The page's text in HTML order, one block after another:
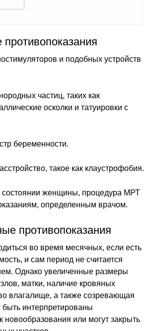
и подобных устройств
частиц, таких как
осколки и татуировки с
беременности.
такое как клаустрофобия.
состоянии женщины, процедура МРТ
определенным врачом.
противопоказания
во время месячных, если есть
и сам период не считается
Однако увеличенные размеры
матки, наличие кровяных
влагалище, а также созревающая
быть интерпретированы
новообразования или могут закрыть